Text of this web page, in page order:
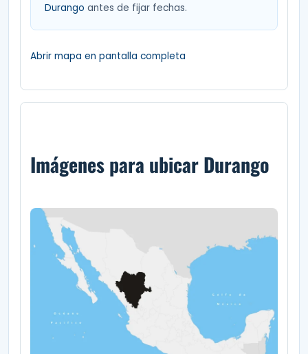
Durango antes de fijar fechas.
Abrir mapa en pantalla completa
Imágenes para ubicar Durango